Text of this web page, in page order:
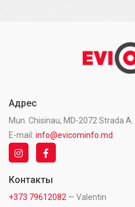
Адрес
Mun. Chisinau, MD-2072 Strada
E-mail: info@evicominfo.md
Контакты
+373 79612082 — Valentin